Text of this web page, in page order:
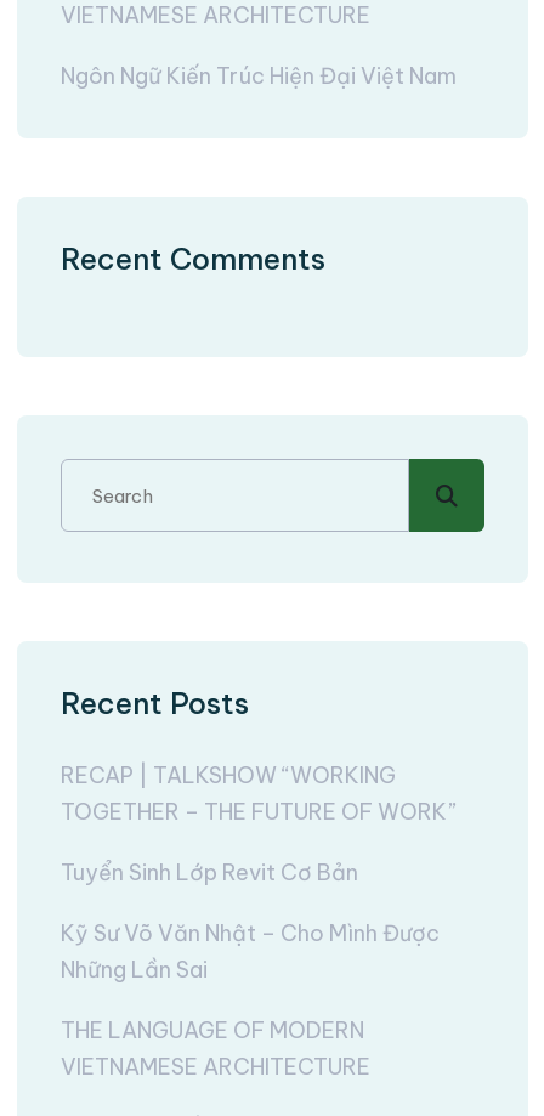
VIETNAMESE ARCHITECTURE
Ngôn Ngữ Kiến Trúc Hiện Đại Việt Nam
Recent Comments
Recent Posts
RECAP | TALKSHOW “WORKING
TOGETHER – THE FUTURE OF WORK”
Tuyển Sinh Lớp Revit Cơ Bản
Kỹ Sư Võ Văn Nhật – Cho Mình Được
Những Lần Sai
THE LANGUAGE OF MODERN
VIETNAMESE ARCHITECTURE